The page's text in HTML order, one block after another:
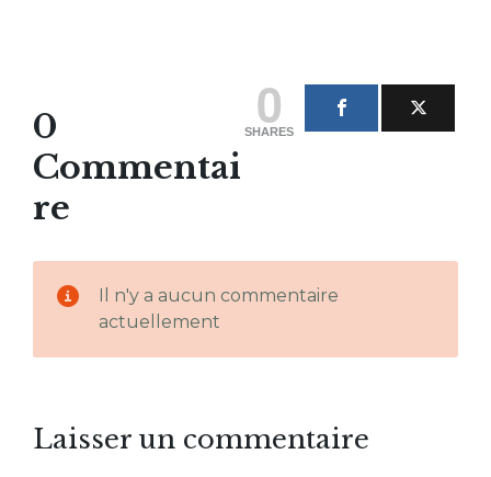
0
SHARES
0
Commentai
re
Il n'y a aucun commentaire
actuellement
Laisser un commentaire